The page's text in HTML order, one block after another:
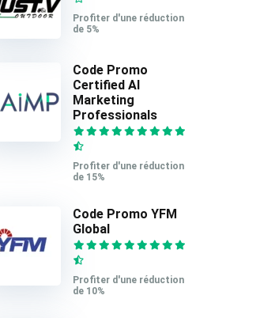
Profiter d'une réduction
de 5%
Code Promo
Certified AI
Marketing
Professionals
Profiter d'une réduction
de 15%
Code Promo YFM
Global
Profiter d'une réduction
de 10%